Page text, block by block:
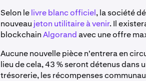
Selon lelivre blanc officiel, la société
nouveau jeton utilitaire à venir. Il
blockchainAlgorandavec une offre
Aucune nouvelle pièce n'entrera en
lieu de cela, 43 % seront détenus dans
trésorerie, les récompenses